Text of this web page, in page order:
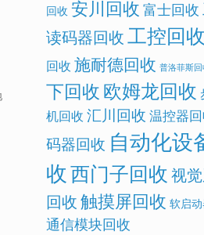
回收 安川回收 富士回收
读码器回收工控回收
回收 施耐德回收 普洛菲斯回
下回收欧姆龙回收
机回收 汇川回收 温控器
码器回收 自动化设
收西门子回收视
回收触摸屏回收 软启
通信模块回收